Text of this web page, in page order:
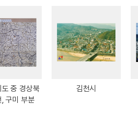
중 경상북
, 구미 부분
김천시